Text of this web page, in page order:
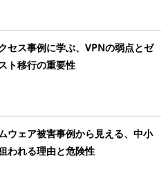
セス事例に学ぶ、VPNの弱点とゼ
ト移行の重要性
ウェア被害事例から見える、中小
われる理由と危険性